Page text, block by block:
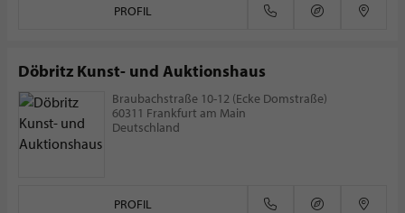
PROFIL
Döbritz Kunst- und Auktionshaus
Braubachstraße 10-12 (Ecke Domstraße)
60311 Frankfurt am Main
Deutschland
PROFIL